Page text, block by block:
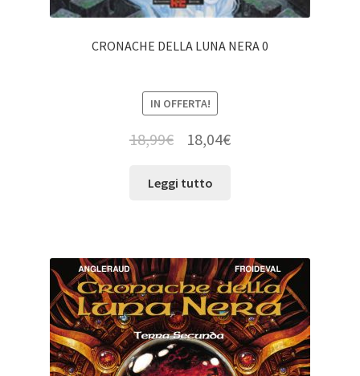
CRONACHE DELLA LUNA NERA 0
IN OFFERTA!
18,99€ 18,04€
Leggi tutto